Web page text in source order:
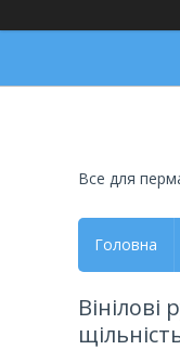
Все для
Головна
Вінілові